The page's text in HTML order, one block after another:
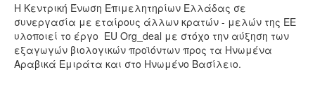
Η Κεντρική Ένωση Επιμελητηρίων Ελλάδας σε
συνεργασία με εταίρους άλλων κρατών - μελών της ΕΕ
υλοποιεί το έργο EU Org_deal με στόχο την αύξηση των
εξαγωγών βιολογικών προϊόντων προς τα Ηνωμένα
Αραβικά Εμιράτα και στο Ηνωμένο Βασίλειο.